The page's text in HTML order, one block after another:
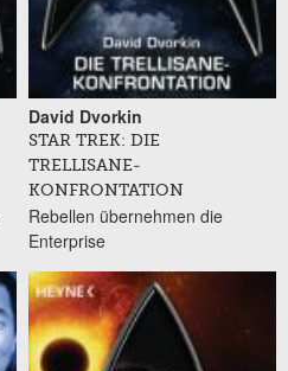
David Dvorkin
STAR TREK: DIE
TRELLISANE-
KONFRONTATION
Rebellen übernehmen die
Enterprise